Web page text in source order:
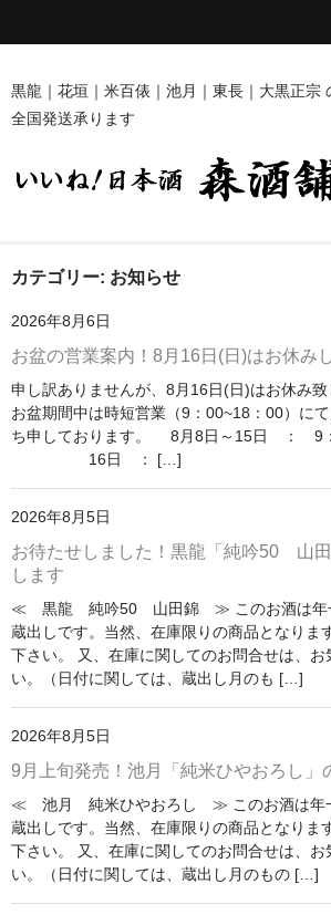
黒龍｜花垣｜米百俵｜池月｜東長｜大黒正宗
全国発送承ります
ホーム
商品一覧
黒龍・九頭龍 [黒龍酒造]
花垣 [南部酒造場]
米百俵 [栃倉酒造]
池月 [鳥屋酒造]
東長 [瀬頭酒造]
大黒正宗 [安福又四郎商店]
祁答院蒸留所
貴醸酒・古酒
梅酒
ワイン
酒粕
カテゴリー: お知らせ
2026年8月6日
お盆の営業案内！8月16日(日)はお休み
申し訳ありませんが、8月16日(日)はお休み
お盆期間中は時短営業（9：00~18：00）に
ち申しております。 8月8日～15日 ： 9
16日 ： […]
2026年8月5日
お待たせしました！黒龍「純吟50 山
します
≪ 黒龍 純吟50 山田錦 ≫ このお酒は年一
蔵出しです。当然、在庫限りの商品となりま
下さい。 又、在庫に関してのお問合せは、お
い。（日付に関しては、蔵出し月のも […]
2026年8月5日
9月上旬発売！池月「純米ひやおろし」
≪ 池月 純米ひやおろし ≫ このお酒は年
蔵出しです。当然、在庫限りの商品となりま
下さい。 又、在庫に関してのお問合せは、お
い。（日付に関しては、蔵出し月のもの […]